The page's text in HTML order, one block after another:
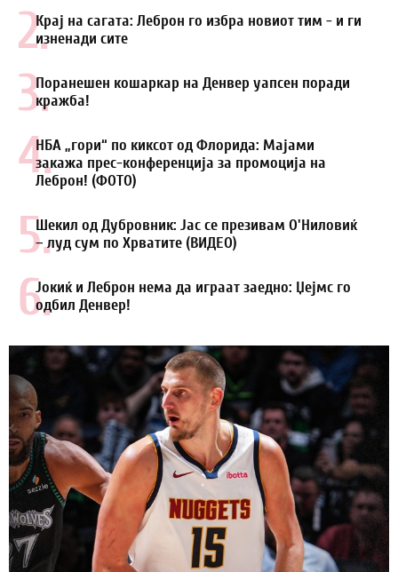
2.Крај на сагата: Леброн го избра новиот тим - и ги
изненади сите
3.Поранешен кошаркар на Денвер уапсен поради
кражба!
4.НБА „гори“ по киксот од Флорида: Мајами
закажа прес-конференција за промоција на
Леброн! (ФОТО)
5.Шекил од Дубровник: Јас се презивам О'Ниловиќ
– луд сум по Хрватите (ВИДЕО)
6.Јокиќ и Леброн нема да играат заедно: Џејмс го
одбил Денвер!